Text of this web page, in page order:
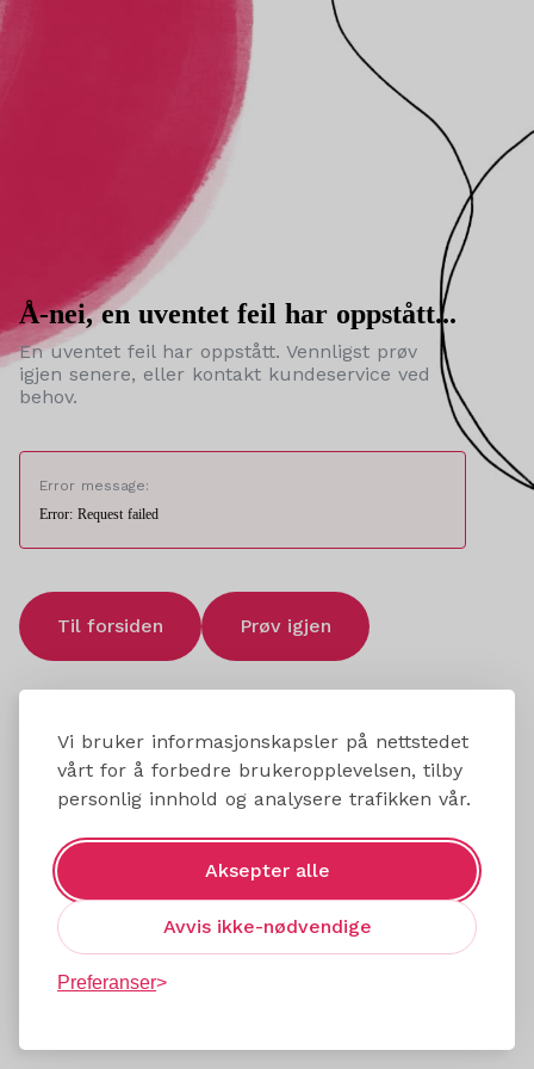
Vi bruker informasjonskapsler på nettstedet
vårt for å forbedre brukeropplevelsen, tilby
personlig innhold og analysere trafikken vår.
Aksepter alle
Avvis ikke-nødvendige
Preferanser
Å-nei, en uventet feil har oppstått...
En uventet feil har oppstått. Vennligst prøv
igjen senere, eller kontakt kundeservice ved
behov.
Error message:
Error: Request failed
Til forsiden Prøv igjen